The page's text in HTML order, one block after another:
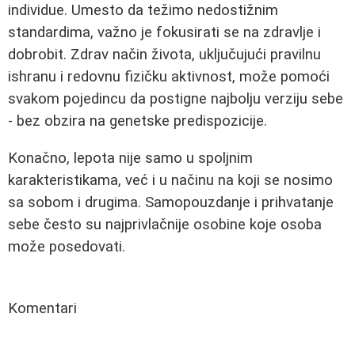
individue. Umesto da težimo nedostižnim
standardima, važno je fokusirati se na zdravlje i
dobrobit. Zdrav način života, uključujući pravilnu
ishranu i redovnu fizičku aktivnost, može pomoći
svakom pojedincu da postigne najbolju verziju sebe
- bez obzira na genetske predispozicije.
Konačno, lepota nije samo u spoljnim
karakteristikama, već i u načinu na koji se nosimo
sa sobom i drugima. Samopouzdanje i prihvatanje
sebe često su najprivlačnije osobine koje osoba
može posedovati.
Komentari